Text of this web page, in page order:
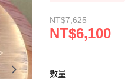
NT$7,625
NT$6,100
數量